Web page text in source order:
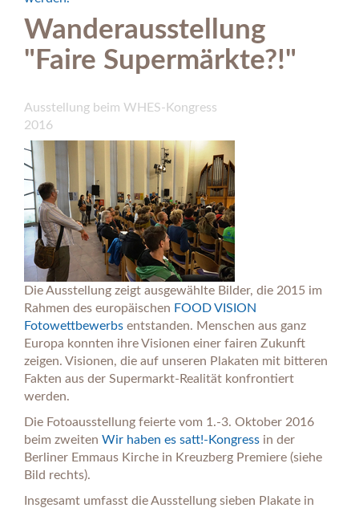
Wanderausstellung
"Faire Supermärkte?!"
Ausstellung beim WHES-Kongress
2016
Die Ausstellung zeigt ausgewählte Bilder, die 2015 im
Rahmen des europäischen FOOD VISION
Fotowettbewerbs entstanden. Menschen aus ganz
Europa konnten ihre Visionen einer fairen Zukunft
zeigen. Visionen, die auf unseren Plakaten mit bitteren
Fakten aus der Supermarkt-Realität konfrontiert
werden.
Die Fotoausstellung feierte vom 1.-3. Oktober 2016
beim zweiten Wir haben es satt!-Kongress in der
Berliner Emmaus Kirche in Kreuzberg Premiere (siehe
Bild rechts).
Insgesamt umfasst die Ausstellung sieben Plakate in